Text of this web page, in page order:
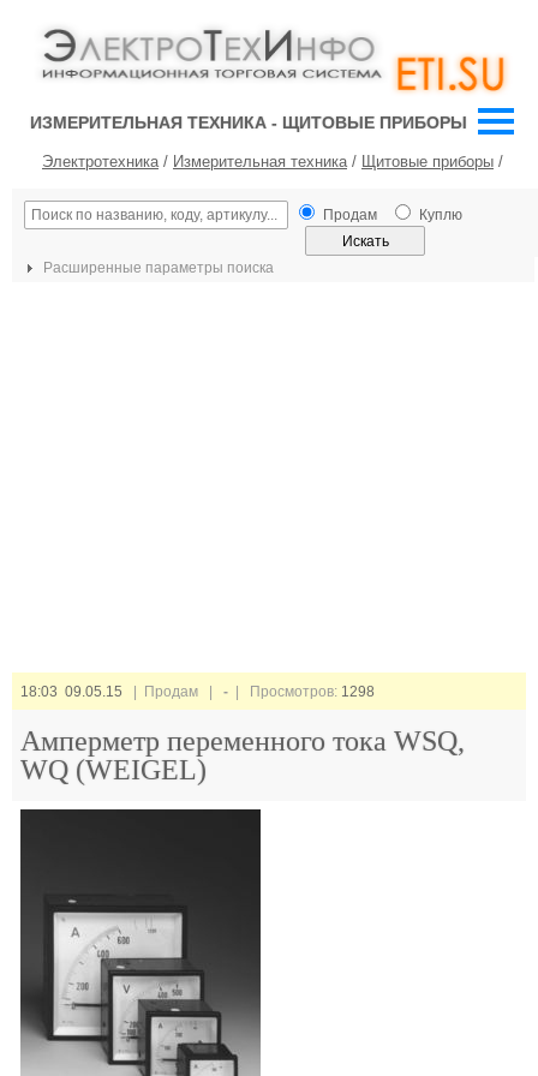
ИЗМЕРИТЕЛЬНАЯ ТЕХНИКА - ЩИТОВЫЕ ПРИБОРЫ
Электротехника/ Измерительная техника/ Щитовые приборы /
Продам Куплю
Расширенные параметры поиска
18:03 09.05.15 | Продам | - | Просмотров: 1298
Амперметр переменного тока WSQ,
WQ (WEIGEL)